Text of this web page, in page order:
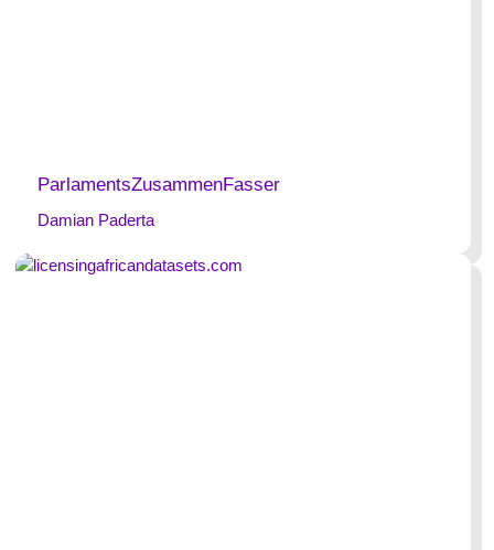
ParlamentsZusammenFasser
Damian Paderta